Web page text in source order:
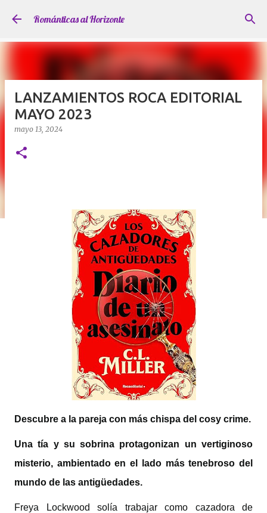
Ir al contenido principal
Románticas al Horizonte
LANZAMIENTOS ROCA EDITORIAL
MAYO 2023
mayo 13, 2024
Descubre a la pareja con más chispa del cosy crime.
Una tía y su sobrina protagonizan un vertiginoso
misterio, ambientado en el lado más tenebroso del
mundo de las antigüedades.
Freya Lockwood solía trabajar como cazadora de